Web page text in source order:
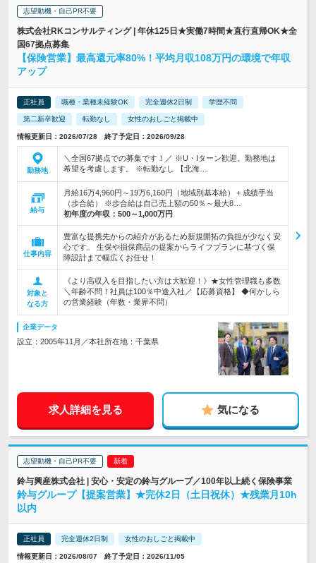
志望動機・自己PR不要
株式会社RKコンサルティング | 年休125日★実働7時間★直行直帰OK★全
国67拠点募集
【保険営業】最高還元率80%！平均月収108万円の環境で年収
アップ
正社員 職種・業種未経験OK 完全週休2日制 学歴不問
第二新卒歓迎 転勤なし 女性のおしごと掲載中
情報更新日：2026/07/28 終了予定日：2026/09/28
勤務地
＼全国67拠点での募集です！／ ※U・Iターン歓迎。勤務地は
希望を考慮します。 ※転勤なし 【北海…
給与
月給16万4,960円～19万6,160円（地域別基本給）＋成績手当
（歩合給） ※歩合給は自己売上額の50％～最大8…
初年度の年収： 500～1,000万円
仕事内容
豊富な提携先からの紹介があるため新規開拓の負担が少なく安
心です。 生保や損保商品の提案からライフプランに基づく保
障設計まで幅広くお任せ！
対象と
なる方
《より高収入を目指したい方は大歓迎！》★女性管理職も多数
＼年齢不問！社員は100％中途入社／【応募資格】 ◆何かしら
の営業経験（年数・業界不問）
企業データ
設立：2005年11月／本社所在地：千葉県
求人詳細を見る 気になる
志望動機・自己PR不要
鈴与興産株式会社 | 安心・安定の鈴与グループ／100年以上続く保険事業
鈴与グループ【提案営業】★完休2日（土日祝休）★残業月10h
以内
正社員 完全週休2日制 女性のおしごと掲載中
情報更新日：2026/08/07 終了予定日：2026/11/05